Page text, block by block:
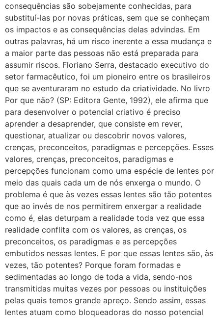
consequências são sobejamente conhecidas, para
substituí-las por novas práticas, sem que se conheçam
os impactos e as consequências delas advindas. Em
outras palavras, há um risco inerente a essa mudança e
a maior parte das pessoas não está preparada para
assumir riscos. Floriano Serra, destacado executivo do
setor farmacêutico, foi um pioneiro entre os brasileiros
que se aventuraram no estudo da criatividade. No livro
Por que não? (SP: Editora Gente, 1992), ele afirma que
para desenvolver o potencial criativo é preciso
aprender a desaprender, que consiste em rever,
questionar, atualizar ou descobrir novos valores,
crenças, preconceitos, paradigmas e percepções. Esses
valores, crenças, preconceitos, paradigmas e
percepções funcionam como uma espécie de lentes por
meio das quais cada um de nós enxerga o mundo. O
problema é que às vezes essas lentes são tão potentes
que ao invés de nos permitirem enxergar a realidade
como é, elas deturpam a realidade toda vez que essa
realidade conflita com os valores, as crenças, os
preconceitos, os paradigmas e as percepções
embutidos nessas lentes. E por que essas lentes são, às
vezes, tão potentes? Porque foram formadas e
sedimentadas ao longo de toda a vida, sendo-nos
transmitidas muitas vezes por pessoas ou instituições
pelas quais temos grande apreço. Sendo assim, essas
lentes atuam como bloqueadoras do nosso potencial